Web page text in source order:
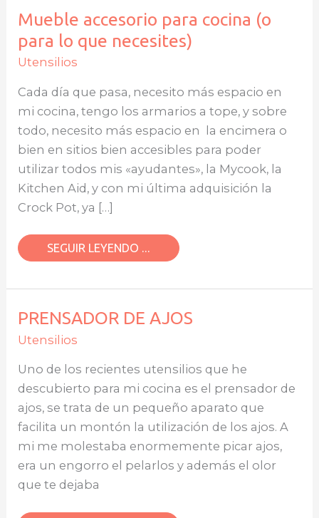
Mueble accesorio para cocina (o
para lo que necesites)
Utensilios
Cada día que pasa, necesito más espacio en
mi cocina, tengo los armarios a tope, y sobre
todo, necesito más espacio en la encimera o
bien en sitios bien accesibles para poder
utilizar todos mis «ayudantes», la Mycook, la
Kitchen Aid, y con mi última adquisición la
Crock Pot, ya […]
MUEBLE
ACCESORIO
PARA
COCINA
(O
PARA
QUE
NECESITES)
SEGUIR LEYENDO ...
PRENSADOR DE AJOS
Utensilios
Uno de los recientes utensilios que he
descubierto para mi cocina es el prensador de
ajos, se trata de un pequeño aparato que
facilita un montón la utilización de los ajos. A
mi me molestaba enormemente picar ajos,
era un engorro el pelarlos y además el olor
que te dejaba
PRENSADOR
DE
AJOS